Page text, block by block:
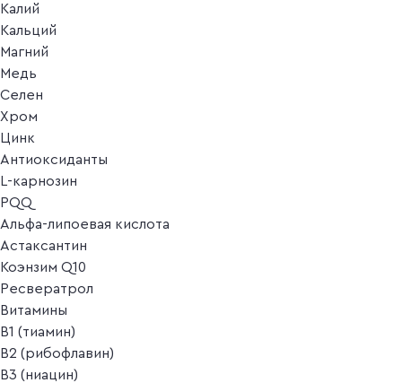
Калий
Кальций
Магний
Медь
Селен
Хром
Цинк
Антиоксиданты
L-карнозин
PQQ
Альфа-липоевая кислота
Астаксантин
Коэнзим Q10
Ресвератрол
Витамины
B1 (тиамин)
B2 (рибофлавин)
B3 (ниацин)